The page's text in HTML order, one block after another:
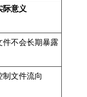
际意义
件不会长期暴露
制文件流向